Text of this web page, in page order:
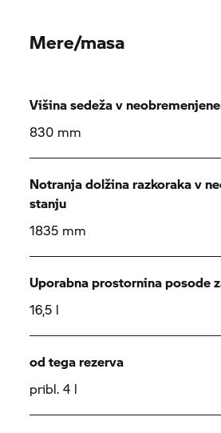
Mere/masa
Višina sedeža v
830 mm
Notranja dolžina razkoraka v
stanju
1835 mm
Uporabna prostornina posode
16,5 l
od tega rezerva
pribl. 4 l